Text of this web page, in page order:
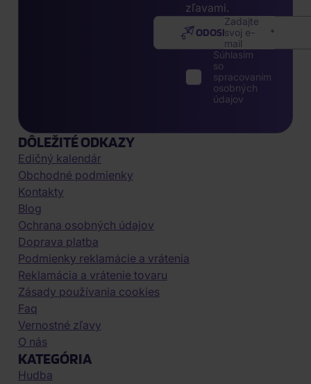
zľavami.
Zadajte
svoj e-
mail
ODOSLAŤ
Súhlasím
so
spracovaním
osobných
údajov
DÔLEŽITÉ ODKAZY
Edičný kalendár
Obchodné podmienky
Kontakty
Blog
Ochrana osobných údajov
Doprava platba
Podmienky reklamácie a vrátenia
Reklamácia a vrátenie tovaru
Zásady používania cookies
Faq
Vernostné zľavy
O nás
KATEGÓRIA
Hudba